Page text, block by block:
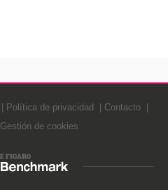
Política de privacidad
Contacto
Gestión de cookies